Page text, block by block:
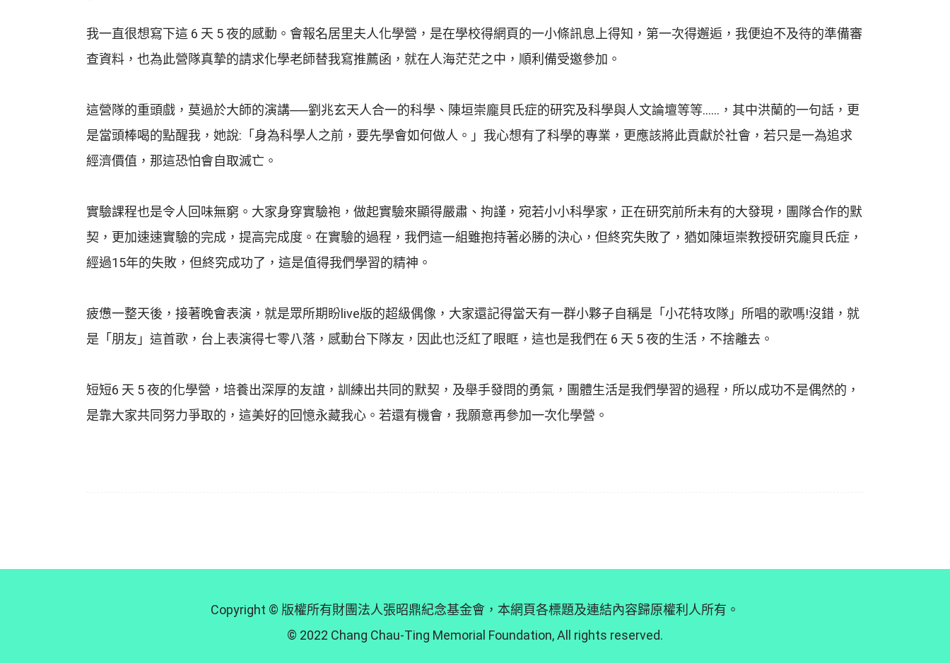
我一直很想寫下這 6 天 5 夜的感動。會報名居里夫人化學營，是在學校得網頁的一小條訊息上得知，第一次得邂逅，我便迫不及待的準備審
查資料，也為此營隊真摯的請求化學老師替我寫推薦函，就在人海茫茫之中，順利備受邀參加。
這營隊的重頭戲，莫過於大師的演講──劉兆玄天人合一的科學、陳垣崇龐貝氏症的研究及科學與人文論壇等等……，其中洪蘭的一句話，更
是當頭棒喝的點醒我，她說:「身為科學人之前，要先學會如何做人。」我心想有了科學的專業，更應該將此貢獻於社會，若只是一為追求
經濟價值，那這恐怕會自取滅亡。
實驗課程也是令人回味無窮。大家身穿實驗袍，做起實驗來顯得嚴肅、拘謹，宛若小小科學家，正在研究前所未有的大發現，團隊合作的默
契，更加速速實驗的完成，提高完成度。在實驗的過程，我們這一組雖抱持著必勝的決心，但終究失敗了，猶如陳垣崇教授研究龐貝氏症，
經過15年的失敗，但終究成功了，這是值得我們學習的精神。
疲憊一整天後，接著晚會表演，就是眾所期盼live版的超級偶像，大家還記得當天有一群小夥子自稱是「小花特攻隊」所唱的歌嗎!沒錯，就
是「朋友」這首歌，台上表演得七零八落，感動台下隊友，因此也泛紅了眼眶，這也是我們在 6 天 5 夜的生活，不捨離去。
短短6 天 5 夜的化學營，培養出深厚的友誼，訓練出共同的默契，及舉手發問的勇氣，團體生活是我們學習的過程，所以成功不是偶然的，
是靠大家共同努力爭取的，這美好的回憶永藏我心。若還有機會，我願意再參加一次化學營。
Copyright © 版權所有財團法人張昭鼎紀念基金會，本網頁各標題及連結內容歸原權利人所有。
© 2022 Chang Chau-Ting Memorial Foundation, All rights reserved.